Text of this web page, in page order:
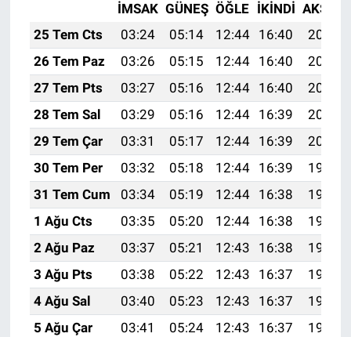
İMSAK GÜNEŞ ÖĞLE İKINDI AKŞAM
25 Tem Cts
03:24 05:14 12:44 16:40
20:04
26 Tem Paz
03:26 05:15 12:44 16:40
20:03
27 Tem Pts
03:27 05:16 12:44 16:40
20:02
28 Tem Sal
03:29 05:16 12:44 16:39
20:01
29 Tem Çar
03:31 05:17 12:44 16:39
20:00
30 Tem Per
03:32 05:18 12:44 16:39
19:59
31 Tem Cum
03:34 05:19 12:44 16:38
19:58
1 Ağu Cts
03:35 05:20 12:44 16:38
19:57
2 Ağu Paz
03:37 05:21 12:43 16:38
19:56
3 Ağu Pts
03:38 05:22 12:43 16:37
19:55
4 Ağu Sal
03:40 05:23 12:43 16:37
19:53
5 Ağu Çar
03:41 05:24 12:43 16:37
19:52